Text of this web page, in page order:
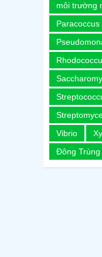
môi trường
Paracoccus
Vibrio
Đông Trùng